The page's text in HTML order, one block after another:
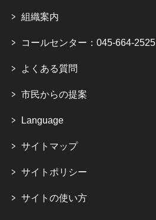
組織案内
コールセンター：045-664-2525
よくある質問
市民からの提案
Language
サイトマップ
サイトポリシー
サイトの使い方